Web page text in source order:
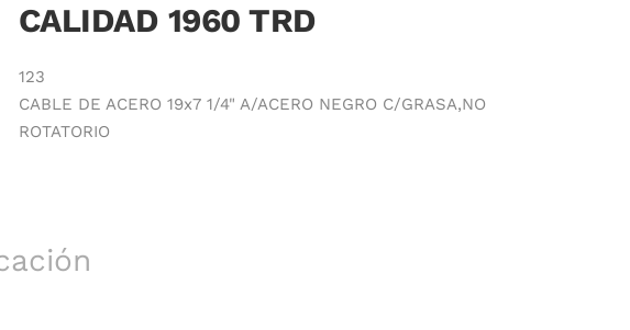
CALIDAD 1960 TRD
123
CABLE DE ACERO 19x7 1/4" A/ACERO NEGRO C/GRASA,NO
ROTATORIO